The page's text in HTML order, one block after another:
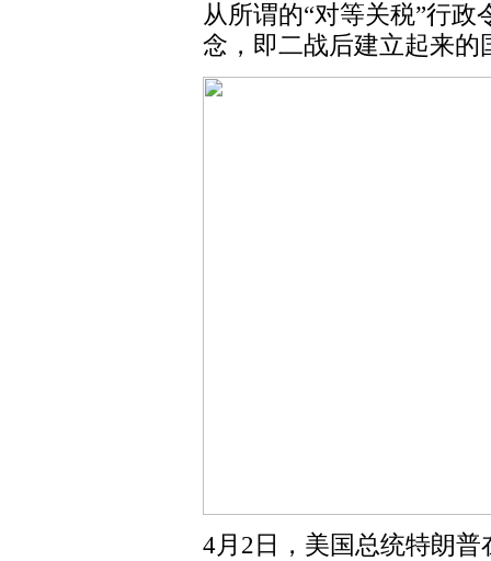
从所谓的“对等关税”行
念，即二战后建立起来
4月2日，美国总统特朗